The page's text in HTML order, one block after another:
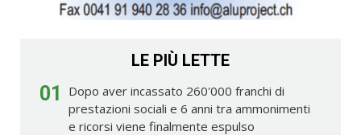
LE PIÙ LETTE
01
Dopo aver incassato 260'000 franchi di
prestazioni sociali e 6 anni tra ammonimenti
e ricorsi viene finalmente espulso